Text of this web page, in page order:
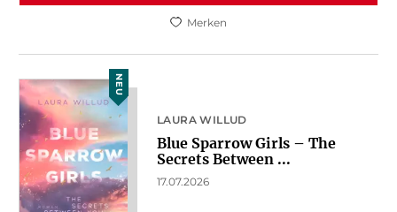
Merken
NEU
LAURA WILLUD
Blue Sparrow Girls – The
Secrets Between ...
17.07.2026